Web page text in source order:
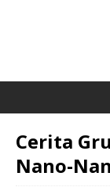
Cerita
Nano-